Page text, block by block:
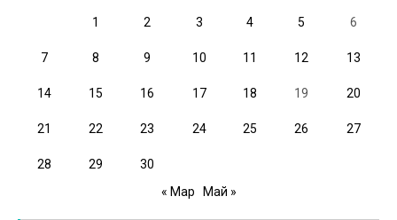
1 2 3 4 5 6
7 8 9 10 11 12 13
14 15 16 17 18 19 20
21 22 23 24 25 26 27
28 29
30
« Мар
Май »